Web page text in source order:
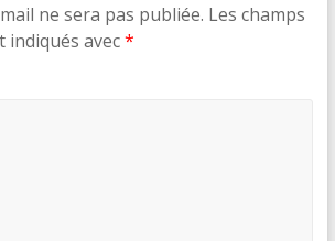
ne sera pas publiée. Les champs
avec*